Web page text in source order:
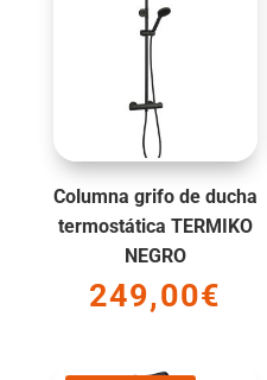
Columna grifo de ducha
termostática TERMIKO
NEGRO
249,00€